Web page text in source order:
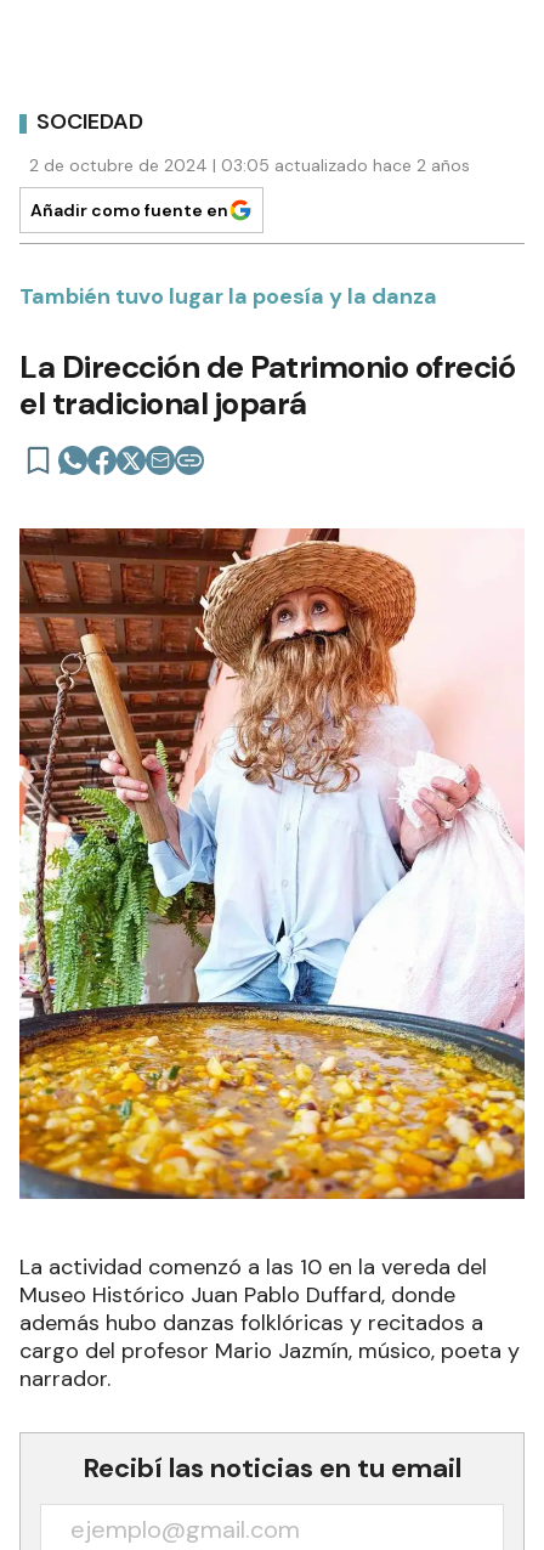
SOCIEDAD
2 de octubre de 2024 | 03:05 actualizado hace 2 años
Añadir como fuente en
También tuvo lugar la poesía y la danza
La Dirección de Patrimonio ofreció
el tradicional jopará
La actividad comenzó a las 10 en la vereda del
Museo Histórico Juan Pablo Duffard, donde
además hubo danzas folklóricas y recitados a
cargo del profesor Mario Jazmín, músico, poeta y
narrador.
Recibí las noticias en tu email